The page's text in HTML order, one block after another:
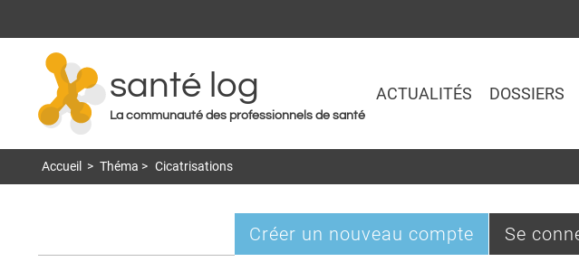
santé log
La communauté des professionnels de santé
ACTUALITÉS DOSSIERS
Accueil > Théma > Cicatrisations
Onglets
Créer un nouveau compte Se